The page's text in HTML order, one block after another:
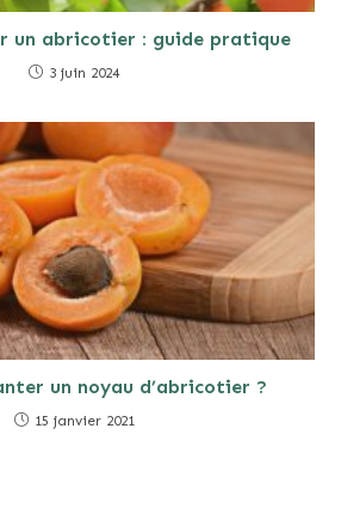
un abricotier : guide pratique
3 juin 2024
un noyau d’abricotier ?
15 janvier 2021